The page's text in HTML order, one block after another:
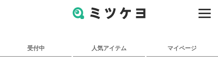
受付中 人気アイテム マイページ